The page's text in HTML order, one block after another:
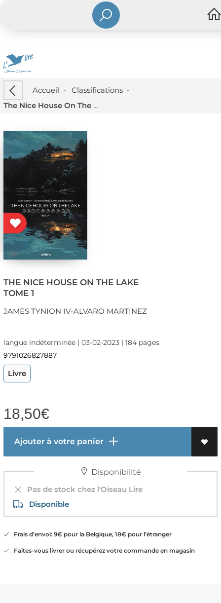
Accueil - Classifications-
The Nice House On The Lake Tome 1
THE NICE HOUSE ON THE LAKE
TOME 1
JAMES TYNION IV-ALVARO MARTINEZ
langue indéterminée | 03-02-2023 | 184 pages
9791026827887
Livre
18,50€
Ajouter à votre panier
Disponibilité
Pas de stock chez l'Oiseau Lire
Disponible
Frais d’envoi: 9€ pour la Belgique, 18€ pour l’étranger
Faites-vous livrer ou récupérez votre commande en magasin